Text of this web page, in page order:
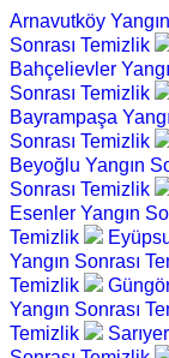
Arnavutköy
Sonrası Temizlik
Bahçelievler
Sonrası Temizlik
Bayrampaşa
Sonrası Temizlik
Beyoğlu Yangın
Sonrası Temizlik
Esenler Yangın
Temizlik
Yangın Sonrası
Temizlik
Yangın Sonrası
Temizlik